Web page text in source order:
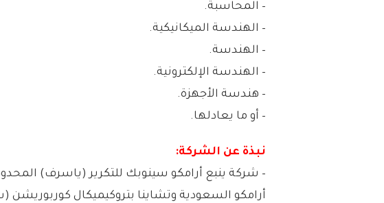
– المحاسبة.
– الهندسة الميكانيكية.
– الهندسة.
– الهندسة الإلكترونية.
– هندسة الأجهزة.
– أو ما يعادلها.
نبذة عن الشركة:
– شركة ينبع أرامكو سينوبك للتكرير (ياسرف)
أرامكو السعودية وتشاينا بتروكيميكال